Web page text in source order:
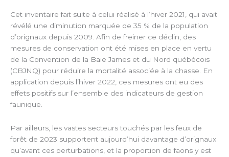
Cet inventaire fait suite à celui réalisé à l’hiver 2021, qui avait
révélé une diminution marquée de 35 % de la population
d’orignaux depuis 2009. Afin de freiner ce déclin, des
mesures de conservation ont été mises en place en vertu
de la Convention de la Baie James et du Nord québécois
(CBJNQ) pour réduire la mortalité associée à la chasse. En
application depuis l’hiver 2022, ces mesures ont eu des
effets positifs sur l’ensemble des indicateurs de gestion
faunique.
Par ailleurs, les vastes secteurs touchés par les feux de
forêt de 2023 supportent aujourd’hui davantage d’orignaux
qu’avant ces perturbations, et la proportion de faons y est